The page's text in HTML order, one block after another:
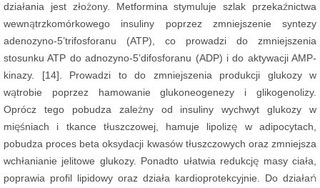
działania jest złożony. Metformina stymuluje szlak przekaźnictwa
wewnątrzkomórkowego insuliny poprzez zmniejszenie syntezy
adenozyno-5’trifosforanu (ATP), co prowadzi do zmniejszenia
stosunku ATP do adnozyno-5’difosforanu (ADP) i do aktywacji AMP-
kinazy. [14]. Prowadzi to do zmniejszenia produkcji glukozy w
wątrobie poprzez hamowanie glukoneogenezy i glikogenolizy.
Oprócz tego pobudza zależny od insuliny wychwyt glukozy w
mięśniach i tkance tłuszczowej, hamuje lipolizę w adipocytach,
pobudza proces beta oksydacji kwasów tłuszczowych oraz zmniejsza
wchłanianie jelitowe glukozy. Ponadto ułatwia redukcję masy ciała,
poprawia profil lipidowy oraz działa kardioprotekcyjnie. Do działań